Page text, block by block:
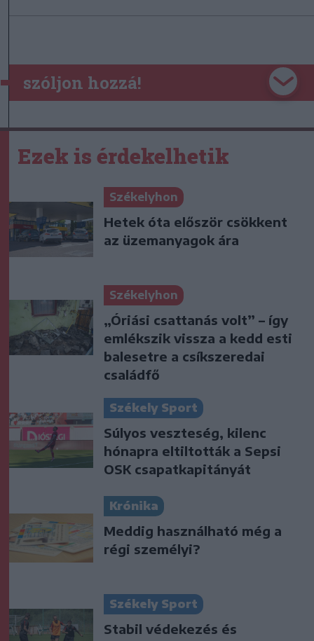
szóljon hozzá!
Ezek is érdekelhetik
Székelyhon
Hetek óta először csökkent
az üzemanyagok ára
Székelyhon
„Óriási csattanás volt” – így
emlékszik vissza a kedd esti
balesetre a csíkszeredai
családfő
Székely Sport
Súlyos veszteség, kilenc
hónapra eltiltották a Sepsi
OSK csapatkapitányát
Krónika
Meddig használható még a
régi személyi?
Székely Sport
Stabil védekezés és